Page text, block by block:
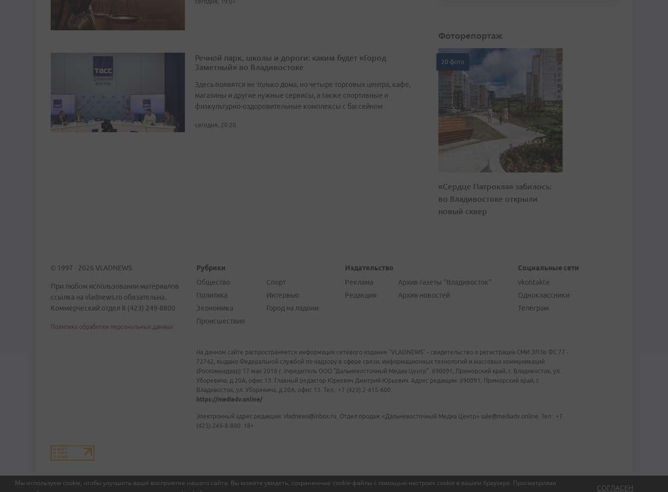
Мы используем cookie, чтобы улучшить ваше восприятие нашего сайта. Вы можете увидеть, сохраненные cookie-файлы с помощью настроек cookie в вашем браузере. Просматривая
СОГЛАСЕН
сегодня, 19:07
Речной парк, школы и дороги: каким будет «Город
Заметный» во Владивостоке
Здесь появятся не только дома, но четыре торговых центра, кафе,
магазины и другие нужные сервисы, а также спортивные и
физкультурно-оздоровительные комплексы с бассейном
сегодня, 20:20
Фоторепортаж
20 фото
«Сердце Патрокла» забилось:
во Владивостоке открыли
новый сквер
© 1997 - 2026 VLADNEWS
При любом использовании материалов
ссылка на vladnews.ru обязательна.
Коммерческий отдел 8 (423) 249-8800
Политика обработки персональных данных
Рубрики
Общество
Политика
Экономика
Происшествия
Спорт
Интервью
Город на ладони
Издательство
Реклама
Редакция
Архив газеты "Владивосток"
Архив новостей
Социальные сети
vkontakte
Одноклассники
Телеграм
На данном сайте распространяется информация сетевого издания "VLADNEWS" - свидетельство о регистрации СМИ ЭЛ № ФС 77 -
72742, выдано Федеральной службой по надзору в сфере связи, информационных технологий и массовых коммуникаций
(Роскомнадзор) 17 мая 2018 г. Учредитель ООО "Дальневосточный Медиа Центр". 690091, Приморский край, г. Владивосток, ул.
Уборевича, д.20А, офис 13. Главный редактор Юркевич Дмитрий Юрьевич. Адрес редакции: 690091, Приморский край, г.
Владивосток, ул. Уборевича, д.20А, офис 13. Тел.: +7 (423) 2-415-600.
https://mediadv.online/
Электронный адрес редакции: vladnews@inbox.ru. Отдел продаж «Дальневосточный Медиа Центр» sale@mediadv.online. Тел.: +7
(423) 249-8-800. 18+